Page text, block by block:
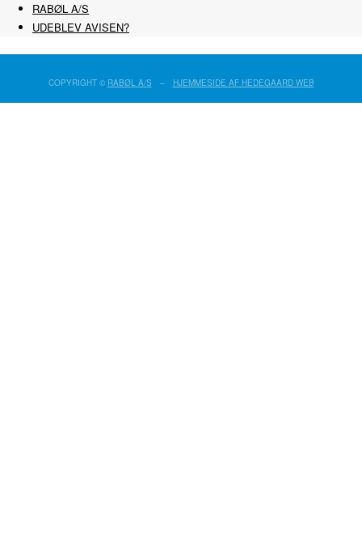
RABØL A/S
UDEBLEV AVISEN?
COPYRIGHT © RABØL A/S – HJEMMESIDE AF HEDEGAARD WEB